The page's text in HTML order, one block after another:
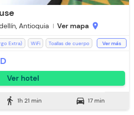
Antioquia Ver mapa location_on
Extra) WiFi
Toallas de cuerpo
incluido
Ver más
Ver hotel
directions_walk 1h 21 min directions_car 17 min